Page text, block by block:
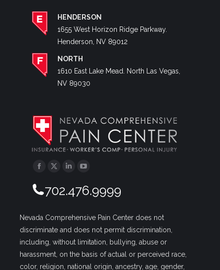
HENDERSON
1655 West Horizon Ridge Parkway.
Henderson, NV 89012
NORTH
1610 East Lake Mead. North Las Vegas,
NV 89030
Facebook
Twitter
702.476.9999
Nevada Comprehensive Pain Center does not
discriminate and does not permit discrimination,
including, without limitation, bullying, abuse or
harassment, on the basis of actual or perceived race,
color, religion, national origin, ancestry, age, gender,